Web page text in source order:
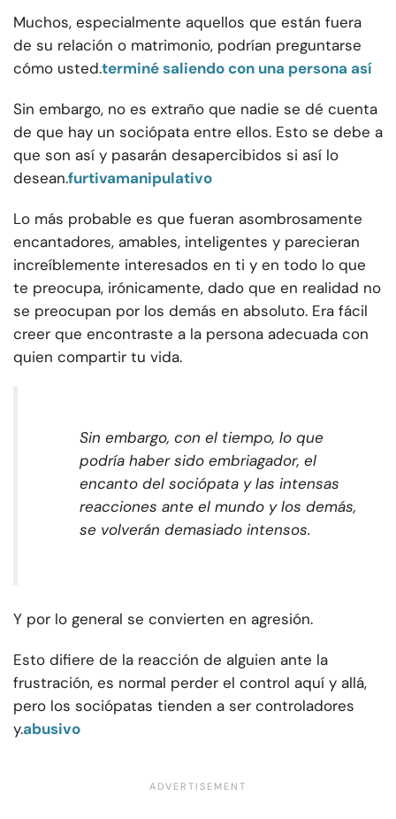
Muchos, especialmente aquellos que están fuera
de su relación o matrimonio, podrían preguntarse
cómo usted.terminé saliendo con una persona así
Sin embargo, no es extraño que nadie se dé cuenta
de que hay un sociópata entre ellos. Esto se debe a
que son así y pasarán desapercibidos si así lo
desean.furtivamanipulativo
Lo más probable es que fueran asombrosamente
encantadores, amables, inteligentes y parecieran
increíblemente interesados en ti y en todo lo que
te preocupa, irónicamente, dado que en realidad no
se preocupan por los demás en absoluto. Era fácil
creer que encontraste a la persona adecuada con
quien compartir tu vida.
Sin embargo, con el tiempo, lo que
podría haber sido embriagador, el
encanto del sociópata y las intensas
reacciones ante el mundo y los demás,
se volverán demasiado intensos.
Y por lo general se convierten en agresión.
Esto difiere de la reacción de alguien ante la
frustración, es normal perder el control aquí y allá,
pero los sociópatas tienden a ser controladores
y.abusivo